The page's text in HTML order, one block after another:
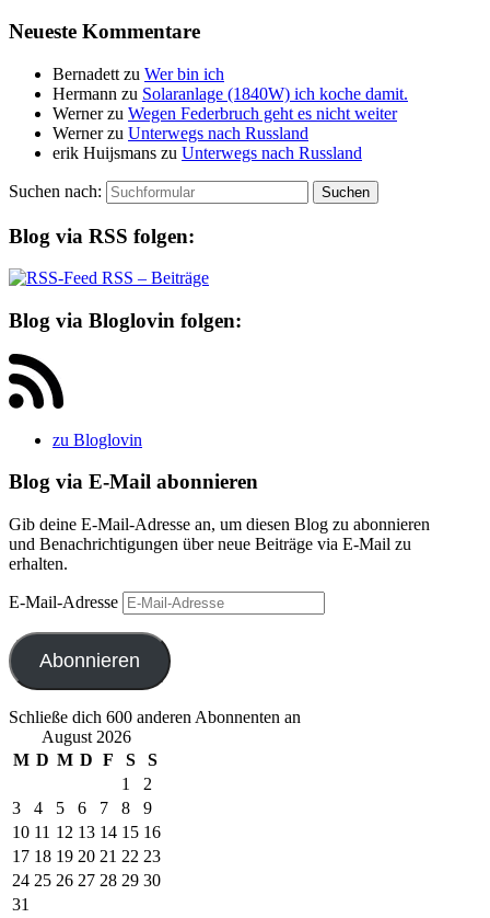
Neueste Kommentare
Bernadett zu Wer bin ich
Hermann zu Solaranlage (1840W) ich koche damit.
Wernerzu Wegen Federbruch geht es nicht weiter
Wernerzu Unterwegs nach Russland
erik Huijsmans zu Unterwegs nach Russland
Suchen nach:
Blog via RSS folgen:
RSS – Beiträge
Blog via Bloglovin folgen:
zu Bloglovin
Blog via E-Mail abonnieren
Gib deine E-Mail-Adresse an, um diesen Blog zu abonnieren
und Benachrichtigungen über neue Beiträge via E-Mail zu
erhalten.
E-Mail-Adresse
Abonnieren
Schließe dich 600 anderen Abonnenten an
August 2026
M D M D F S
S
1
2
3
4 5 6 7 8
9
10 11 12 13 14 15 16
17 18 19 20 21 22 23
24 25 26 27 28 29 30
31